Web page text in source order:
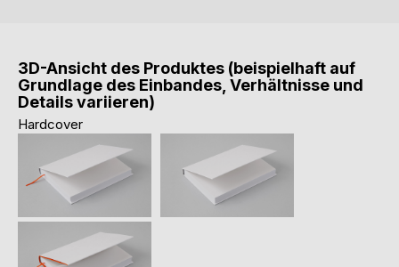
3D-Ansicht des Produktes (beispielhaft auf
Grundlage des Einbandes, Verhältnisse und
Details variieren)
Hardcover